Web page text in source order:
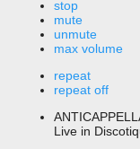
stop
mute
unmute
max volume
repeat
repeat off
Live in